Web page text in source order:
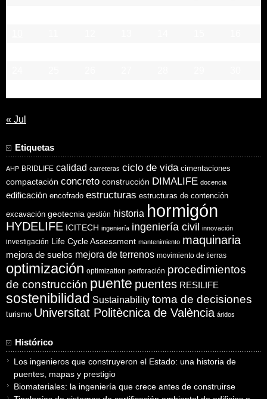
« Jul
Etiquetas
AHP BRIDLIFE calidad carreteras ciclo de vida cimentaciones
compactación concreto construcción DIMALIFE docencia
edificación encofrado estructuras estructuras de contención
excavación geotecnia gestión historia hormigón
HYDELIFE ICITECH ingeniería ingeniería civil innovación
investigación Life Cycle Assessment mantenimiento maquinaria
mejora de suelos mejora de terrenos movimiento de tierras
optimización optimization perforación procedimientos
de construcción puente puentes RESILIFE
sostenibilidad Sustainability toma de decisiones
turismo Universitat Politècnica de València áridos
Histórico
Los ingenieros que construyeron el Estado: una historia de
puentes, mapas y prestigio
Biomateriales: la ingeniería que crece antes de construirse